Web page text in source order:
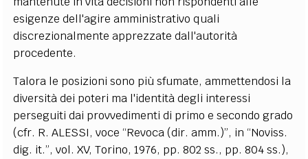
esigenze dell'agire amministrativo quali
discrezionalmente apprezzate dall'autorità
procedente.
Talora le posizioni sono più sfumate, ammettendosi la
diversità dei poteri ma l'identità degli interessi
perseguiti dai provvedimenti di primo e secondo grado
(cfr. R. ALESSI, voce “Revoca (dir. amm.)”, in “Noviss.
dig. it.”, vol. XV, Torino, 1976, pp. 802 ss., pp. 804 ss.),